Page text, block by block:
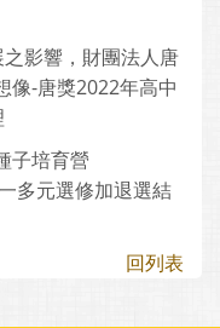
影響，財團法人唐
像-唐獎2022年高中
子培育營
多元選修加退選結
回列表